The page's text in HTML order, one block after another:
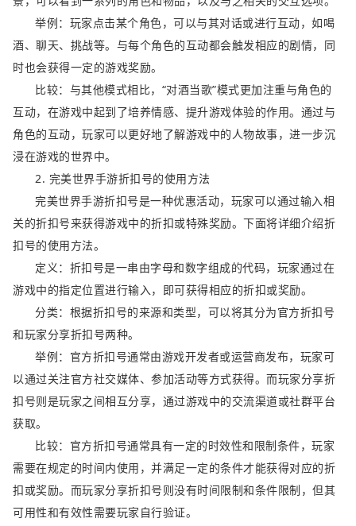
举例：玩家点击某个角色，可以与其对话或进行互动，如喝
酒、聊天、挑战等。与每个角色的互动都会触发相应的剧情，同
时也会获得一定的游戏奖励。
比较：与其他模式相比，“对酒当歌”模式更加注重与角色的
互动，在游戏中起到了培养情感、提升游戏体验的作用。通过与
角色的互动，玩家可以更好地了解游戏中的人物故事，进一步沉
浸在游戏的世界中。
2. 完美世界手游折扣号的使用方法
完美世界手游折扣号是一种优惠活动，玩家可以通过输入相
关的折扣号来获得游戏中的折扣或特殊奖励。下面将详细介绍折
扣号的使用方法。
定义：折扣号是一串由字母和数字组成的代码，玩家通过在
游戏中的指定位置进行输入，即可获得相应的折扣或奖励。
分类：根据折扣号的来源和类型，可以将其分为官方折扣号
和玩家分享折扣号两种。
举例：官方折扣号通常由游戏开发者或运营商发布，玩家可
以通过关注官方社交媒体、参加活动等方式获得。而玩家分享折
扣号则是玩家之间相互分享，通过游戏中的交流渠道或社群平台
获取。
比较：官方折扣号通常具有一定的时效性和限制条件，玩家
需要在规定的时间内使用，并满足一定的条件才能获得对应的折
扣或奖励。而玩家分享折扣号则没有时间限制和条件限制，但其
可用性和有效性需要玩家自行验证。